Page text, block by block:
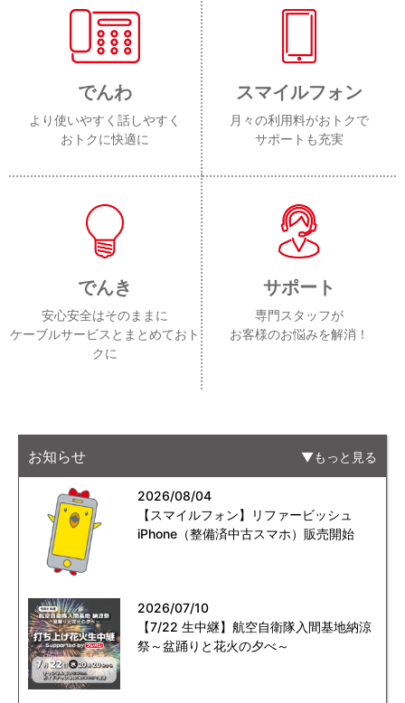
でんわ
より使いやすく話しやすく
おトクに快適に
スマイルフォン
月々の利用料がおトクで
サポートも充実
でんき
安心安全はそのままに
ケーブルサービスとまとめておト
クに
サポート
専門スタッフが
お客様のお悩みを解消！
お知らせ もっと見る
2026/08/04
【スマイルフォン】リファービッシュ
iPhone（整備済中古スマホ）販売開始
2026/07/10
【7/22 生中継】航空自衛隊入間基地納涼
祭～盆踊りと花火の夕べ～